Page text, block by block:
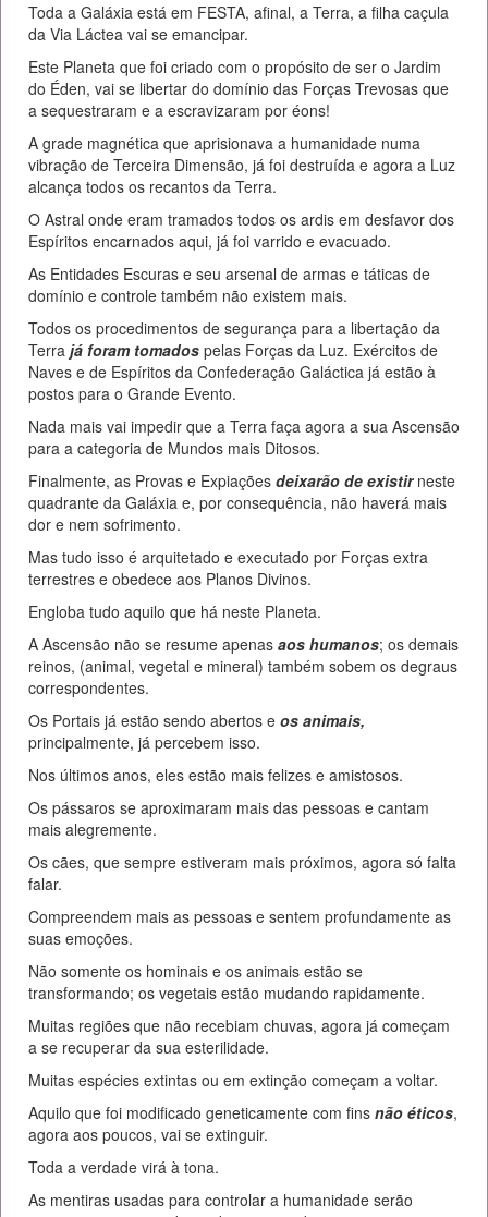
Toda a Galáxia está em FESTA, afinal, a Terra, a filha caçula
da Via Láctea vai se emancipar.
Este Planeta que foi criado com o propósito de ser o Jardim
do Éden, vai se libertar do domínio das Forças Trevosas que
a sequestraram e a escravizaram por éons!
A grade magnética que aprisionava a humanidade numa
vibração de Terceira Dimensão, já foi destruída e agora a Luz
alcança todos os recantos da Terra.
O Astral onde eram tramados todos os ardis em desfavor dos
Espíritos encarnados aqui, já foi varrido e evacuado.
As Entidades Escuras e seu arsenal de armas e táticas de
domínio e controle também não existem mais.
Todos os procedimentos de segurança para a libertação da
Terra já foram tomados pelas Forças da Luz. Exércitos de
Naves e de Espíritos da Confederação Galáctica já estão à
postos para o Grande Evento.
Nada mais vai impedir que a Terra faça agora a sua Ascensão
para a categoria de Mundos mais Ditosos.
Finalmente, as Provas e Expiações deixarão de existirneste
quadrante da Galáxia e, por consequência, não haverá mais
dor e nem sofrimento.
Mas tudo isso é arquitetado e executado por Forças extra
terrestres e obedece aos Planos Divinos.
Engloba tudo aquilo que há neste Planeta.
A Ascensão não se resume apenas aos humanos; os demais
reinos, (animal, vegetal e mineral) também sobem os degraus
correspondentes.
Os Portais já estão sendo abertos e os animais,
principalmente, já percebem isso.
Nos últimos anos, eles estão mais felizes e amistosos.
Os pássaros se aproximaram mais das pessoas e cantam
mais alegremente.
Os cães, que sempre estiveram mais próximos, agora só falta
falar.
Compreendem mais as pessoas e sentem profundamente as
suas emoções.
Não somente os hominais e os animais estão se
transformando; os vegetais estão mudando rapidamente.
Muitas regiões que não recebiam chuvas, agora já começam
a se recuperar da sua esterilidade.
Muitas espécies extintas ou em extinção começam a voltar.
Aquilo que foi modificado geneticamente com fins não éticos,
agora aos poucos, vai se extinguir.
Toda a verdade virá à tona.
As mentiras usadas para controlar a humanidade serão